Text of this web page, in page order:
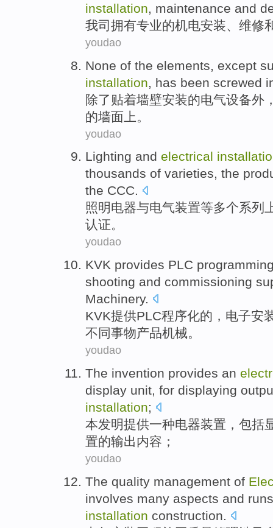
installation, maintenance and
我司 拥有专业的机电安装、 维修
youdao
None of the elements except
installation , has been screwed
除了 贴着墙壁安装的电气设备外
的墙面上。
youdao
Lighting and electrical
thousands of varieties, the
the CCC.
照明电器与电气装置等多个系列
认证。
youdao
KVK provides PLC
shooting and commissioning
Machinery.
KVK提供PLC程序化的， 电子安
不同事物产品机械。
youdao
The invention provides an
display unit, for displaying
installation;
本发明提供一种电器装置 ， 包括
置的输出内容 ；
youdao
The quality management of
involves many aspects and runs
installation construction.